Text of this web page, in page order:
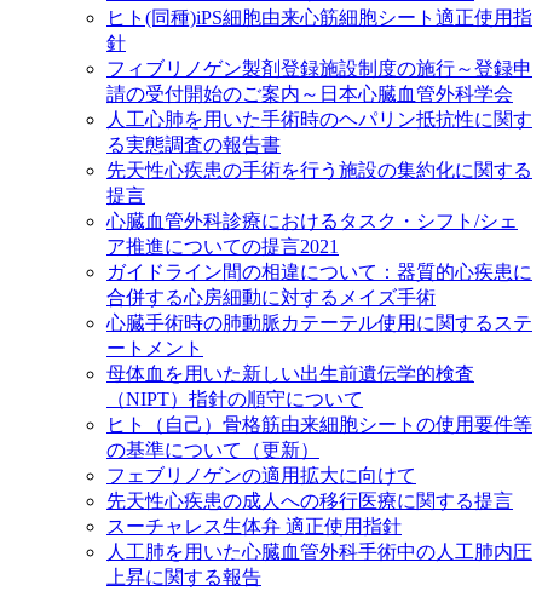
ヒト(同種)iPS細胞由来心筋細胞シート適正使用指
針
フィブリノゲン製剤登録施設制度の施行～登録申
請の受付開始のご案内～日本心臓血管外科学会
人工心肺を用いた手術時のヘパリン抵抗性に関す
る実態調査の報告書
先天性心疾患の手術を行う施設の集約化に関する
提言
心臓血管外科診療におけるタスク・シフト/シェ
ア推進についての提言2021
ガイドライン間の相違について：器質的心疾患に
合併する心房細動に対するメイズ手術
心臓手術時の肺動脈カテーテル使用に関するステ
ートメント
母体血を用いた新しい出生前遺伝学的検査
（NIPT）指針の順守について
ヒト（自己）骨格筋由来細胞シートの使用要件等
の基準について（更新）
フェブリノゲンの適用拡大に向けて
先天性心疾患の成人への移行医療に関する提言
スーチャレス生体弁 適正使用指針
人工肺を用いた心臓血管外科手術中の人工肺内圧
上昇に関する報告